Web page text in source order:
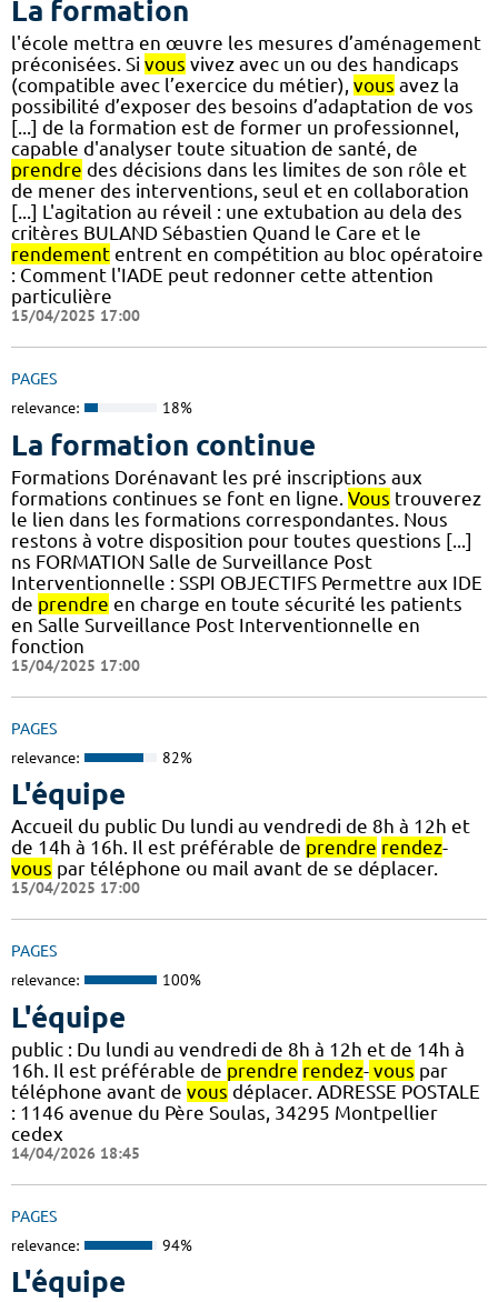
La formation
l'école mettra en œuvre les mesures d’aménagement
préconisées. Si vous vivez avec un ou des handicaps
(compatible avec l’exercice du métier), vous avez la
possibilité d’exposer des besoins d’adaptation de vos
[...] de la formation est de former un professionnel,
capable d'analyser toute situation de santé, de
prendre des décisions dans les limites de son rôle et
de mener des interventions, seul et en collaboration
[...] L'agitation au réveil : une extubation au dela des
critères BULAND Sébastien Quand le Care et le
rendement entrent en compétition au bloc opératoire
: Comment l'IADE peut redonner cette attention
particulière
15/04/2025 17:00
PAGES
relevance: 18%
La formation continue
Formations Dorénavant les pré inscriptions aux
formations continues se font en ligne. Vous trouverez
le lien dans les formations correspondantes. Nous
restons à votre disposition pour toutes questions [...]
ns FORMATION Salle de Surveillance Post
Interventionnelle : SSPI OBJECTIFS Permettre aux IDE
de prendre en charge en toute sécurité les patients
en Salle Surveillance Post Interventionnelle en
fonction
15/04/2025 17:00
PAGES
relevance: 82%
L'équipe
Accueil du public Du lundi au vendredi de 8h à 12h et
de 14h à 16h. Il est préférable de prendre rendez-
vous par téléphone ou mail avant de se déplacer.
15/04/2025 17:00
PAGES
relevance: 100%
L'équipe
public : Du lundi au vendredi de 8h à 12h et de 14h à
16h. Il est préférable de prendre rendez- vous par
téléphone avant de vous déplacer. ADRESSE POSTALE
: 1146 avenue du Père Soulas, 34295 Montpellier
cedex
14/04/2026 18:45
PAGES
relevance: 94%
L'équipe